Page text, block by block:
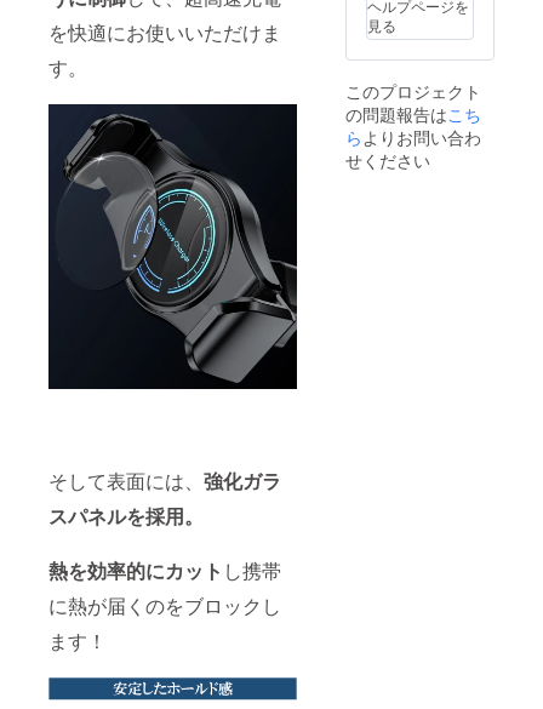
を快適にお使いいただけま
す。
そして表面には、 強化ガラ
スパネルを採用。
熱を効率的にカット し携帯
に熱が届くのをブロックし
ます！
ヘルプページを
見る
このプロジェクト
の問題報告はこち
ら よりお問い合わ
せください